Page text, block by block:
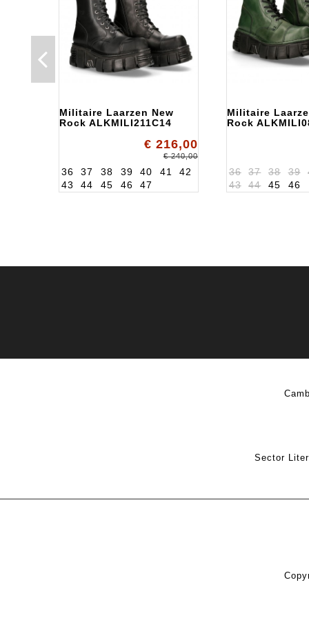
Militaire Laarzen New
Rock ALKMILI211C14
€ 216,00
€ 240,00
36 37 38 39 40 41
42
43
44 45 46 47
Militaire
Rock
36 37 38 39
43
44 45 46
Sector